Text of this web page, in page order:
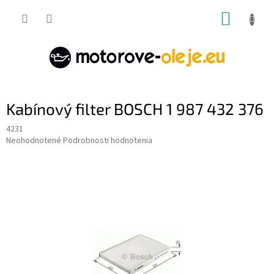
Kabínový filter BOSCH 1 987 432 376
4231
Priemerné
Neohodnotené Podrobnosti hodnotenia